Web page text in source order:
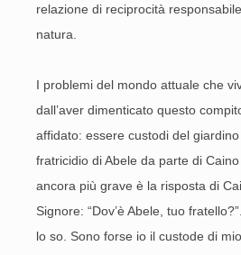
relazione di reciprocità
natura.
I problemi del mondo attuale che
dall’aver dimenticato questo
affidato: essere custodi del
fratricidio di Abele da parte di
ancora più grave è la risposta di
Signore: “Dov’è Abele, tuo
lo so. Sono forse io il custode di